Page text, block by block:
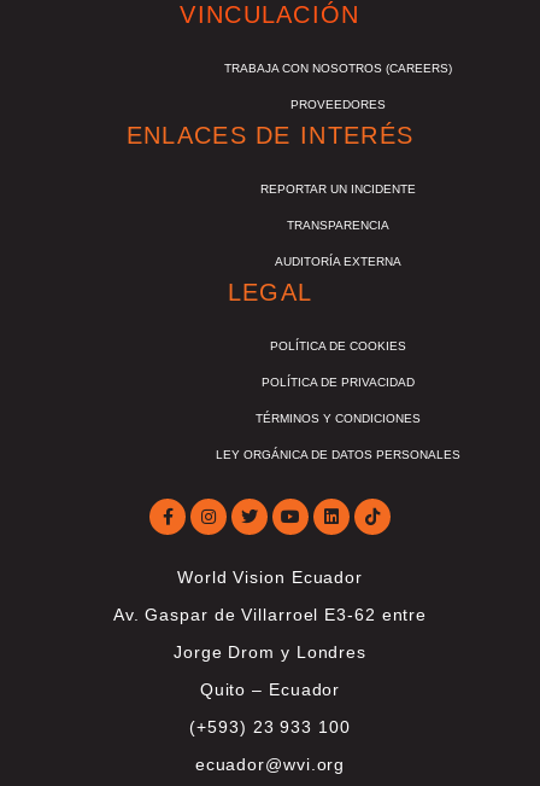
VINCULACIÓN
TRABAJA CON NOSOTROS (CAREERS)
PROVEEDORES
ENLACES DE INTERÉS
REPORTAR UN INCIDENTE
TRANSPARENCIA
AUDITORÍA EXTERNA
LEGAL
POLÍTICA DE COOKIES
POLÍTICA DE PRIVACIDAD
TÉRMINOS Y CONDICIONES
LEY ORGÁNICA DE DATOS PERSONALES
World Vision Ecuador
Av. Gaspar de Villarroel E3-62 entre
Jorge Drom y Londres
Quito – Ecuador
(+593) 23 933 100
ecuador@wvi.org